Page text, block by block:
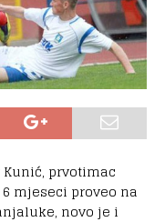
Kunić, prvotimac
mjeseci proveo na
novo je i